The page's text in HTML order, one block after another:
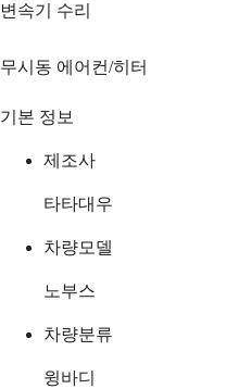
변속기 수리
무시동 에어컨/히터
기본 정보
제조사
타타대우
차량모델
노부스
차량분류
윙바디